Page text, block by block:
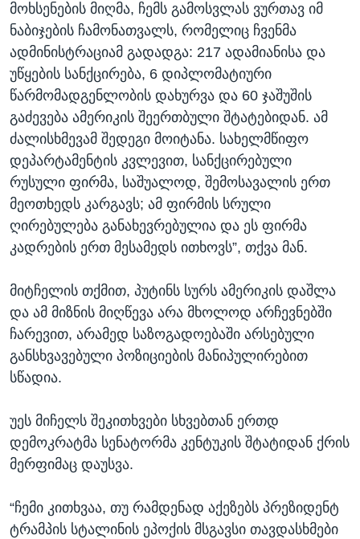
მოხსენების მიღმა, ჩემს გამოსვლას ვურთავ იმ
ნაბიჯების ჩამონათვალს, რომელიც ჩვენმა
ადმინისტრაციამ გადადგა: 217 ადამიანისა და
უწყების სანქცირება, 6 დიპლომატიური
წარმომადგენლობის დახურვა და 60 ჯაშუშის
გაძევება ამერიკის შეერთბული შტატებიდან. ამ
ძალისხმევამ შედეგი მოიტანა. სახელმწიფო
დეპარტამენტის კვლევით, სანქცირებული
რუსული ფირმა, საშუალოდ, შემოსავალის ერთ
მეოთხედს კარგავს; ამ ფირმის სრული
ღირებულება განახევრებულია და ეს ფირმა
კადრების ერთ მესამედს ითხოვს”, თქვა მან.
მიტჩელის თქმით, პუტინს სურს ამერიკის დაშლა
და ამ მიზნის მიღწევა არა მხოლოდ არჩევნებში
ჩარევით, არამედ საზოგადოებაში არსებული
განსხვავებული პოზიციების მანიპულირებით
სწადია.
უეს მიჩელს შეკითხვები სხვებთან ერთდ
დემოკრატმა სენატორმა კენტუკის შტატიდან ქრის
მერფიმაც დაუსვა.
“ჩემი კითხვაა, თუ რამდენად აქეზებს პრეზიდენტ
ტრამპის სტალინის ეპოქის მსგავსი თავდასხმები